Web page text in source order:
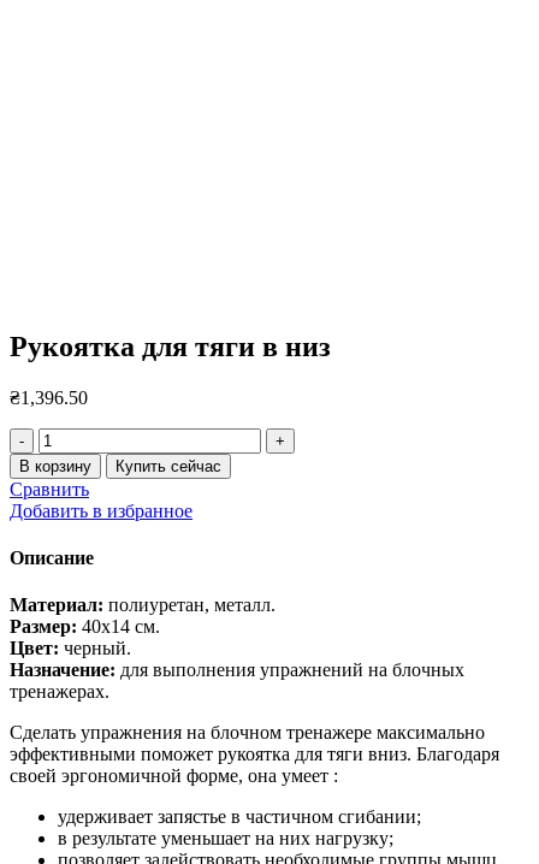
Рукоятка для тяги в низ
₴1,396.50
Количество
товара
Рукоятка
для
тяги
низ
В корзину Купить сейчас
Сравнить
Добавить в избранное
Описание
Материал: полиуретан, металл.
Размер: 40х14 см.
Цвет: черный.
Назначение: для выполнения упражнений на блочных
тренажерах.
Сделать упражнения на блочном тренажере максимально
эффективными поможет рукоятка для тяги вниз. Благодаря
своей эргономичной форме, она умеет :
удерживает запястье в частичном сгибании;
в результате уменьшает на них нагрузку;